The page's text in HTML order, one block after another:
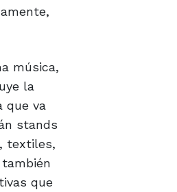
música,
la
que va
stands
textiles,
que